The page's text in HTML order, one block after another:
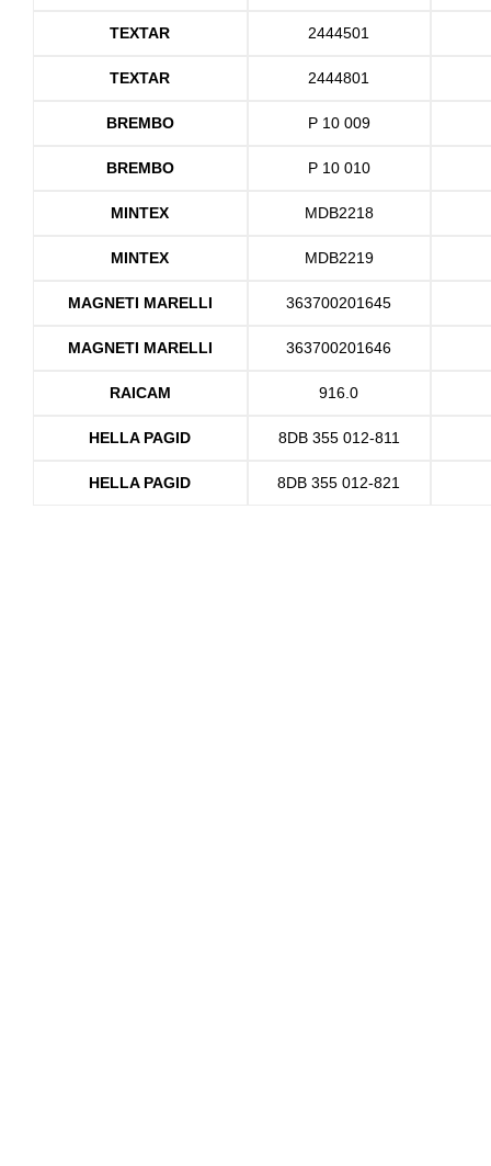
TEXTAR 2444501
TEXTAR 2444801
BREMBO P 10 009
BREMBO P 10 010
MINTEX MDB2218
MINTEX MDB2219
MAGNETI MARELLI 363700201645
MAGNETI MARELLI 363700201646
RAICAM 916.0
HELLA PAGID 8DB 355 012-811
HELLA PAGID 8DB 355 012-821